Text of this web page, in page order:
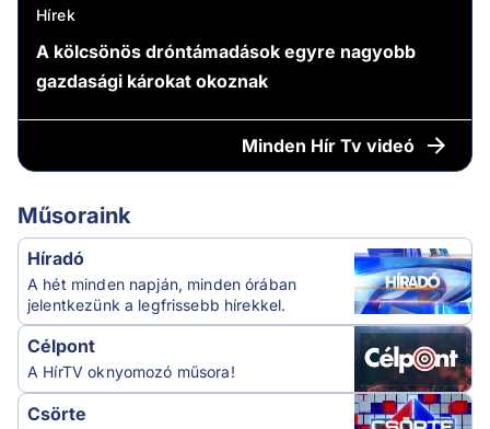
Hírek
A kölcsönös dróntámadások egyre nagyobb
gazdasági károkat okoznak
Minden Hír Tv videó
Műsoraink
Híradó
A hét minden napján, minden órában
jelentkezünk a legfrissebb hírekkel.
Célpont
A HírTV oknyomozó műsora!
Csörte